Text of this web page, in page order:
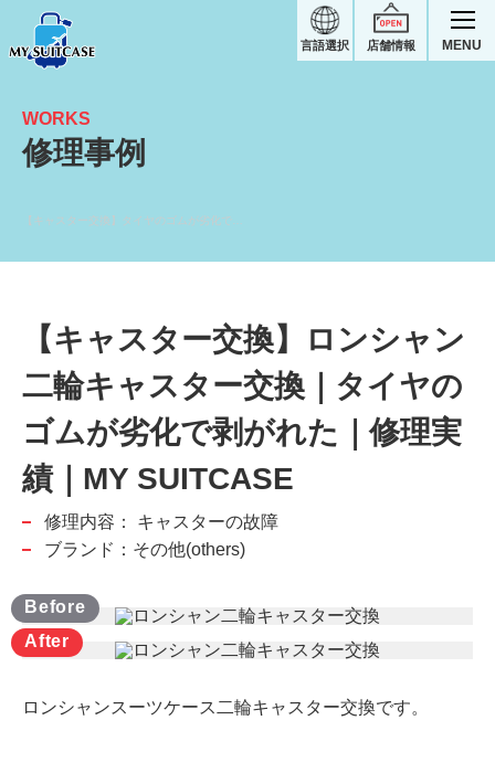
店舗情報
言語選択 MENU
WORKS
修理事例
【キャスター交換】ロンシャン
二輪キャスター交換｜タイヤの
ゴムが劣化で剥がれた｜修理実
績｜MY SUITCASE
修理内容：
キャスターの故障
ブランド：その他(others)
ロンシャンスーツケース二輪キャスター交換です。